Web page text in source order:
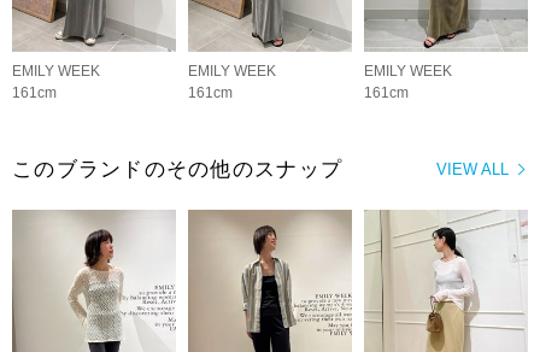
EMILY WEEK
161cm
EMILY WEEK
161cm
EMILY WEEK
161cm
VIEW ALL
このブランドのその他のスナップ